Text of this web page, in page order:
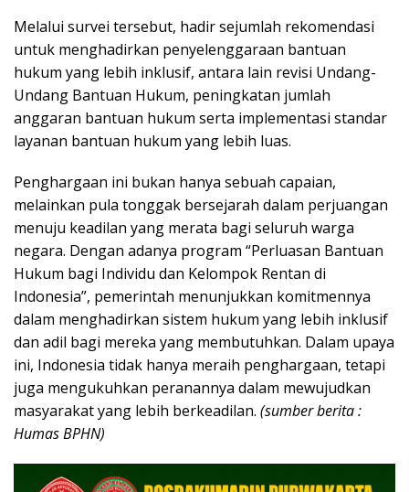
Melalui survei tersebut, hadir sejumlah rekomendasi
untuk menghadirkan penyelenggaraan bantuan
hukum yang lebih inklusif, antara lain revisi Undang-
Undang Bantuan Hukum, peningkatan jumlah
anggaran bantuan hukum serta implementasi standar
layanan bantuan hukum yang lebih luas.
Penghargaan ini bukan hanya sebuah capaian,
melainkan pula tonggak bersejarah dalam perjuangan
menuju keadilan yang merata bagi seluruh warga
negara. Dengan adanya program “Perluasan Bantuan
Hukum bagi Individu dan Kelompok Rentan di
Indonesia”, pemerintah menunjukkan komitmennya
dalam menghadirkan sistem hukum yang lebih inklusif
dan adil bagi mereka yang membutuhkan. Dalam upaya
ini, Indonesia tidak hanya meraih penghargaan, tetapi
juga mengukuhkan peranannya dalam mewujudkan
masyarakat yang lebih berkeadilan. (sumber berita :
Humas BPHN)